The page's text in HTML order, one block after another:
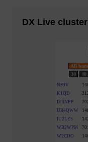
DX Live cluster